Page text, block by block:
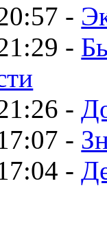
-
-
-
-
-